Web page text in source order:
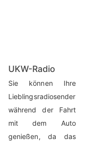
UKW-Radio
Sie können Ihre
Lieblingsradiosender
während der Fahrt
mit dem Auto
genießen, da das